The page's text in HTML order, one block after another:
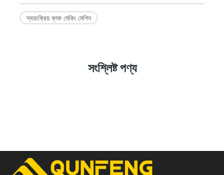
স্বয়ংক্রিয় ব্লক মেকিং মেশিন
সংশ্লিষ্ট পণ্য